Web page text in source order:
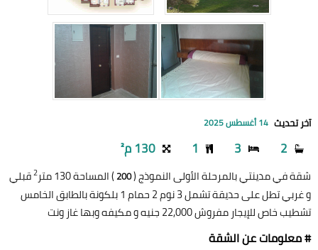
آخر تحديث 14 أغسطس 2025
2
3
1 130 م²
شقة في مدينتي بالمرحلة الأولى النموذج (200) المساحة 130 متر 2قبلي
و غربي تطل على حديقة تشمل 3 نوم 2 حمام 1 بلكونة بالطابق الخامس
تشطيب خاص للإيجار مفروش 22,000 جنيه و مكيفه وبها غاز ونت
# معلومات عن الشقة